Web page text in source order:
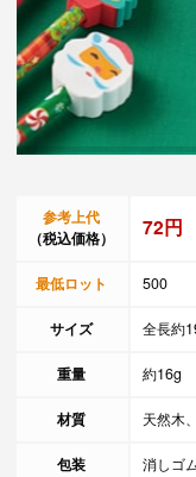
参考上代
（税込価格）
72円
最低ロット 500
サイズ 全長約
重量 約16g
材質 天然木
包装 消しゴ